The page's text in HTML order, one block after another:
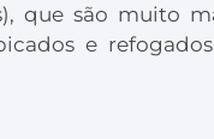
que são muito
e